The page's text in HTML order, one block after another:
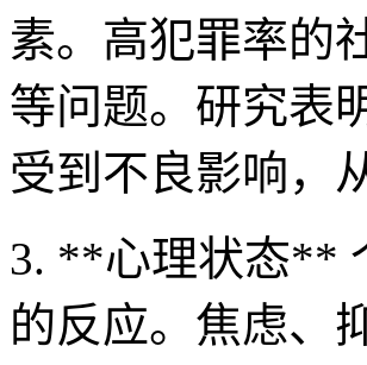
素。高犯罪率的
等问题。研究表
受到不良影响，
3. **心理状态**
的反应。焦虑、